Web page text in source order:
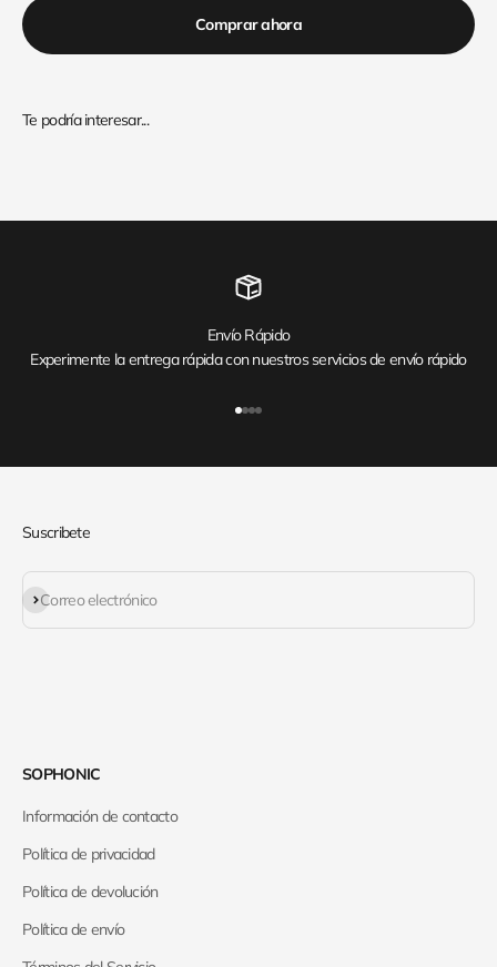
Comprar ahora
Envío Rápido
Experimente la entrega rápida con nuestros servicios de envío rápido
Suscribete
Correo electrónico
Suscribirse
SOPHONIC
Información de contacto
Política de privacidad
Política de devolución
Política de envío